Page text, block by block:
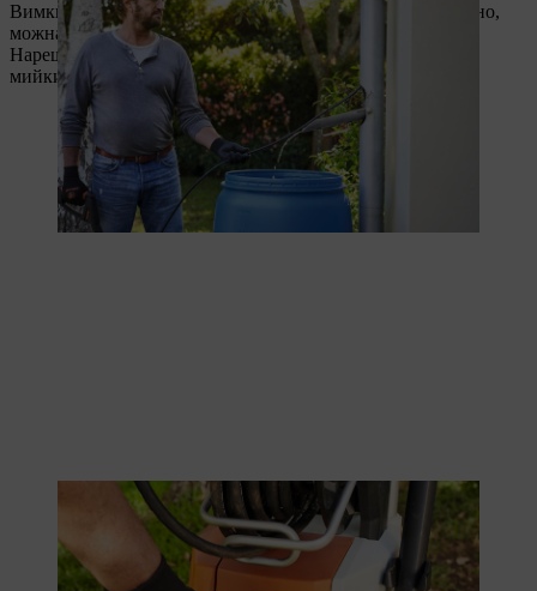
Вимкніть мийку. Щойно водостічну трубу буде прочищено,
можна закрити кран і дати воді, що залишилася, стекти.
Нарешті, не забудьте прикрутити стандартну насадку до
мийки високого тиску.
Nach getaner Arbeit wird der Hochdruckreiniger ausgeschaltet.